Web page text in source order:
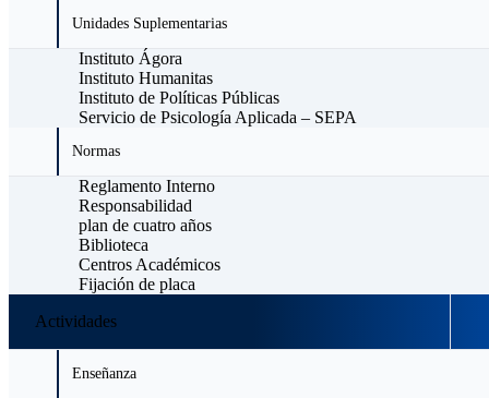
Unidades Suplementarias
Instituto Ágora
Instituto Humanitas
Instituto de Políticas Públicas
Servicio de Psicología Aplicada – SEPA
Normas
Reglamento Interno
Responsabilidad
plan de cuatro años
Biblioteca
Centros Académicos
Fijación de placa
Actividades
Enseñanza